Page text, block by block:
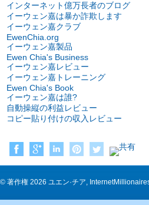
インターネット億万長者のブログ
イーウェン嘉は暴か詐欺します
イーウェン嘉クラブ
EwenChia.org
イーウェン嘉製品
Ewen Chia's Business
イーウェン嘉レビュー
イーウェン嘉トレーニング
Ewen Chia's Book
イーウェン嘉は誰?
自動操縦の利益レビュー
コピー貼り付けの収入レビュー
© 著作権 2026 ユエン·チア,